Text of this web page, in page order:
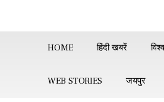
HOME हिंदी खबरें
WEB STORIES जयपुर